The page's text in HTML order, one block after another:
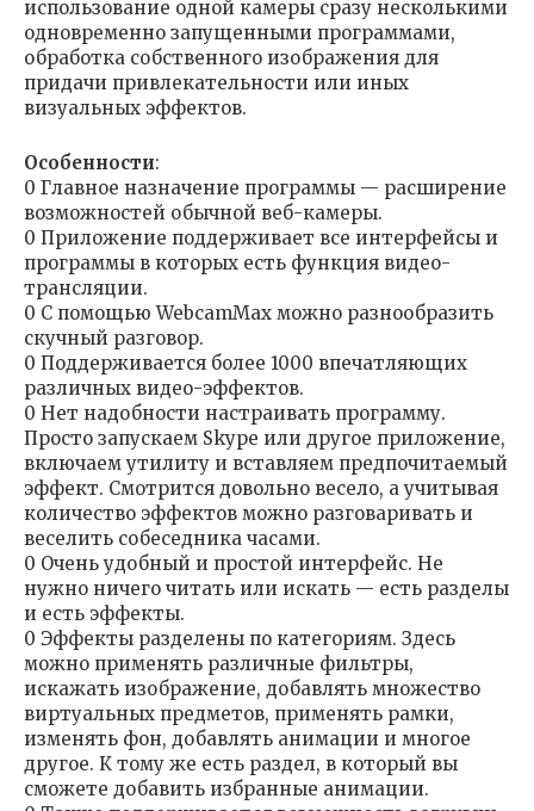
использование одной камеры сразу несколькими
одновременно запущенными программами,
обработка собственного изображения для
придачи привлекательности или иных
визуальных эффектов.
Особенности:
0 Главное назначение программы — расширение
возможностей обычной веб-камеры.
0 Приложение поддерживает все интерфейсы и
программы в которых есть функция видео-
трансляции.
0 С помощью WebcamMax можно разнообразить
скучный разговор.
0 Поддерживается более 1000 впечатляющих
различных видео-эффектов.
0 Нет надобности настраивать программу.
Просто запускаем Skype или другое приложение,
включаем утилиту и вставляем предпочитаемый
эффект. Смотрится довольно весело, а учитывая
количество эффектов можно разговаривать и
веселить собеседника часами.
0 Очень удобный и простой интерфейс. Не
нужно ничего читать или искать — есть разделы
и есть эффекты.
0 Эффекты разделены по категориям. Здесь
можно применять различные фильтры,
искажать изображение, добавлять множество
виртуальных предметов, применять рамки,
изменять фон, добавлять анимации и многое
другое. К тому же есть раздел, в который вы
сможете добавить избранные анимации.